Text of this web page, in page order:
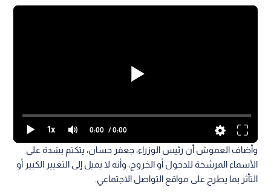
1x 0:00 / 0:00
وأضاف العموش أن رئيس الوزراء، جعفر حسان، يتكتم بشدة على
الأسماء المرشحة للدخول أو الخروج، وأنه لا يميل إلى التغيير الكبير أو
التأثر بما يطرح على مواقع التواصل الاجتماعي.